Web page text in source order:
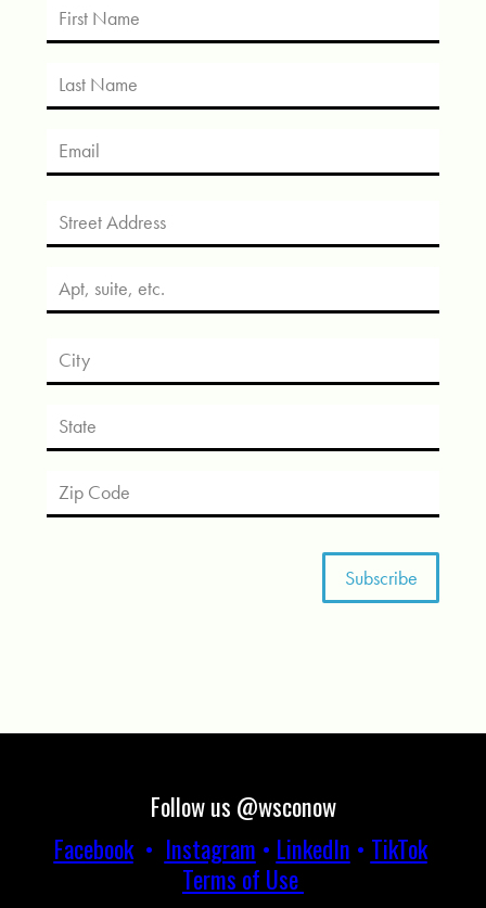
Follow us @wsconow
Facebook• Instagram • LinkedIn • TikTok
Terms of Use